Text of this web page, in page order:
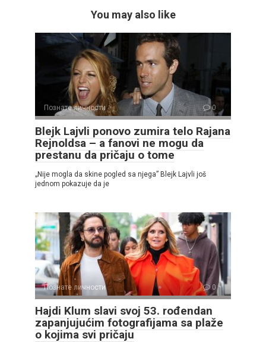
You may also like
Познате личности 0
Blejk Lajvli ponovo zumira telo Rajana
Rejnoldsa – a fanovi ne mogu da
prestanu da pričaju o tome
„Nije mogla da skine pogled sa njega” Blejk Lajvli još
jednom pokazuje da je
Познате личности 0
Hajdi Klum slavi svoj 53. rođendan
zapanjujućim fotografijama sa plaže
o kojima svi pričaju